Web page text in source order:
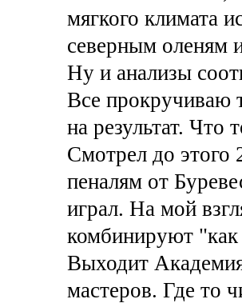
мягкого климата
северным
Ну и анализы
Все прокручиваю
на результат. Что
Смотрел до этого
пеналям от
играл. На мой
комбинируют
Выходит
мастеров. Где то